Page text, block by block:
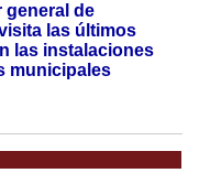
general de
las últimos
las instalaciones
municipales